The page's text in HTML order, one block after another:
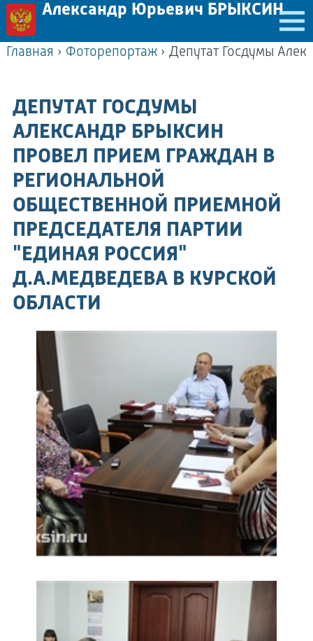
Александр Юрьевич БРЫКСИН
Главная › Фоторепортаж›
ДЕПУТАТ ГОСДУМЫ
АЛЕКСАНДР БРЫКСИН
ПРОВЕЛ ПРИЕМ ГРАЖДАН В
РЕГИОНАЛЬНОЙ
ОБЩЕСТВЕННОЙ ПРИЕМНОЙ
ПРЕДСЕДАТЕЛЯ ПАРТИИ
"ЕДИНАЯ РОССИЯ"
Д.А.МЕДВЕДЕВА В КУРСКОЙ
ОБЛАСТИ